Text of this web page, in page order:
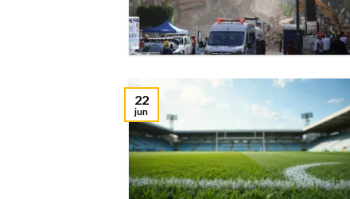
22
jun